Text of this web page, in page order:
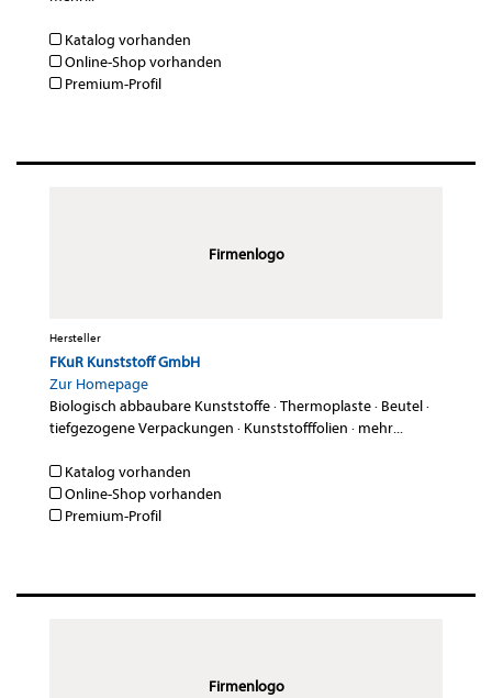
Katalog vorhanden
Online-Shop vorhanden
Premium-Profil
Firmenlogo
Hersteller
FKuR Kunststoff GmbH
Zur Homepage
Biologisch abbaubare Kunststoffe·Thermoplaste· Beutel·
tiefgezogene Verpackungen · Kunststofffolien · mehr...
Katalog vorhanden
Online-Shop vorhanden
Premium-Profil
Firmenlogo